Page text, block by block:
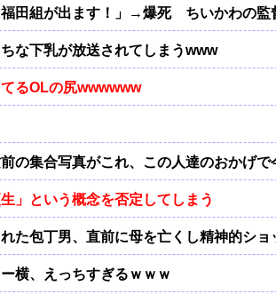
福田組が出ます！」→爆死 ちいかわの
ちな下乳が放送されてしまうwww
るOLの尻wwwwww
前の集合写真がこれ、この人達のおかげ
」という概念を否定してしまう
れた包丁男、直前に母を亡くし精神的シ
横、えっちすぎるｗｗｗ